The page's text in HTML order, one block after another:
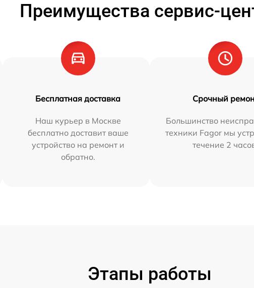
Преимущества сервис-
Бесплатная доставка
Наш курьер в Москве
бесплатно доставит ваше
устройство на ремонт и
обратно.
Срочный
Большинство
техники Fagor мы
течение 2
Этапы работы